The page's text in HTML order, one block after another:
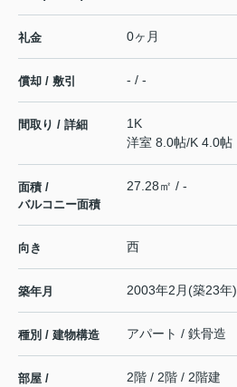
礼金 0ヶ月
償却 / 敷引 - / -
間取り / 詳細
1K
洋室 8.0帖/K 4.0帖
面積 /
バルコニー面積
27.28㎡ / -
向き 西
築年月 2003年2月(築23年)
種別 / 建物構造 アパート / 鉄骨造
部屋 /
2階 / 2階 / 2階建